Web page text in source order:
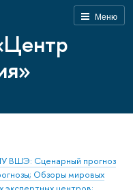
Меню
ВШЭ: Сценарный прогноз
Обзоры мировых